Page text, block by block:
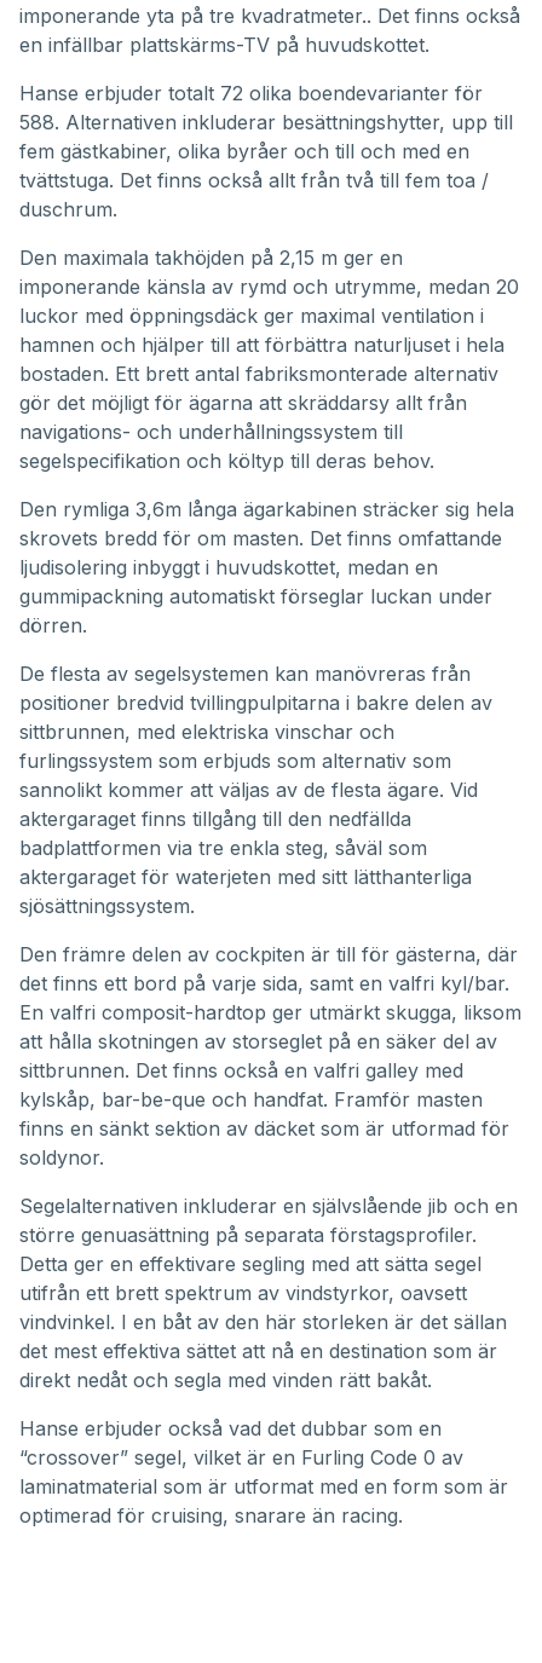
imponerande yta på tre kvadratmeter.. Det finns också
en infällbar plattskärms-TV på huvudskottet.
Hanse erbjuder totalt 72 olika boendevarianter för
588. Alternativen inkluderar besättningshytter, upp till
fem gästkabiner, olika byråer och till och med en
tvättstuga. Det finns också allt från två till fem toa /
duschrum.
Den maximala takhöjden på 2,15 m ger en
imponerande känsla av rymd och utrymme, medan 20
luckor med öppningsdäck ger maximal ventilation i
hamnen och hjälper till att förbättra naturljuset i hela
bostaden. Ett brett antal fabriksmonterade alternativ
gör det möjligt för ägarna att skräddarsy allt från
navigations- och underhållningssystem till
segelspecifikation och költyp till deras behov.
Den rymliga 3,6m långa ägarkabinen sträcker sig hela
skrovets bredd för om masten. Det finns omfattande
ljudisolering inbyggt i huvudskottet, medan en
gummipackning automatiskt förseglar luckan under
dörren.
De flesta av segelsystemen kan manövreras från
positioner bredvid tvillingpulpitarna i bakre delen av
sittbrunnen, med elektriska vinschar och
furlingssystem som erbjuds som alternativ som
sannolikt kommer att väljas av de flesta ägare. Vid
aktergaraget finns tillgång till den nedfällda
badplattformen via tre enkla steg, såväl som
aktergaraget för waterjeten med sitt lätthanterliga
sjösättningssystem.
Den främre delen av cockpiten är till för gästerna, där
det finns ett bord på varje sida, samt en valfri kyl/bar.
En valfri composit-hardtop ger utmärkt skugga, liksom
att hålla skotningen av storseglet på en säker del av
sittbrunnen. Det finns också en valfri galley med
kylskåp, bar-be-que och handfat. Framför masten
finns en sänkt sektion av däcket som är utformad för
soldynor.
Segelalternativen inkluderar en självslående jib och en
större genuasättning på separata förstagsprofiler.
Detta ger en effektivare segling med att sätta segel
utifrån ett brett spektrum av vindstyrkor, oavsett
vindvinkel. I en båt av den här storleken är det sällan
det mest effektiva sättet att nå en destination som är
direkt nedåt och segla med vinden rätt bakåt.
Hanse erbjuder också vad det dubbar som en
“crossover” segel, vilket är en Furling Code 0 av
laminatmaterial som är utformat med en form som är
optimerad för cruising, snarare än racing.